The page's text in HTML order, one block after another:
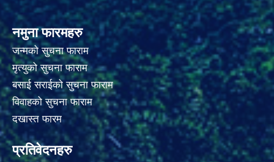
नमुना फारमहरु
जन्मको सुचना फाराम
मृत्युको सुचना फाराम
बसाई सराईको सुचना फाराम
विवाहको सुचना फाराम
दखास्त फारम
प्रतिवेदनहरु